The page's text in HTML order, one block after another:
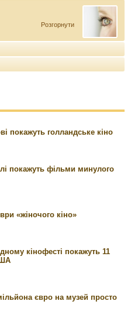
Розгорнути
покажуть голландське кіно
покажуть фільми минулого
«жіночого кіно»
кінофесті покажуть 11
євро на музей просто